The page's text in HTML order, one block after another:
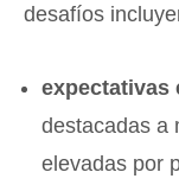
desafíos
expectativas
destacadas a
elevadas por